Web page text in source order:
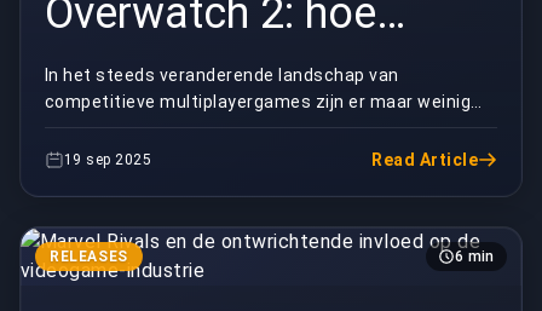
Overwatch 2: hoe
Marvel Rivals de
neergang versnelde
In het steeds veranderende landschap van
competitieve multiplayergames zijn er maar weinig
titels die zo dramatisch uit de gratie zijn geraakt als
Ove...19 sep 2025 Read Article
RELEASES 6 min